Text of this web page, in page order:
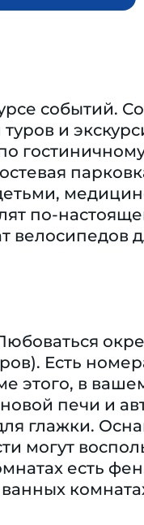
событий.
и
по-
велосипедов
Есть
этого, в
печи и
глажки.
могут
есть